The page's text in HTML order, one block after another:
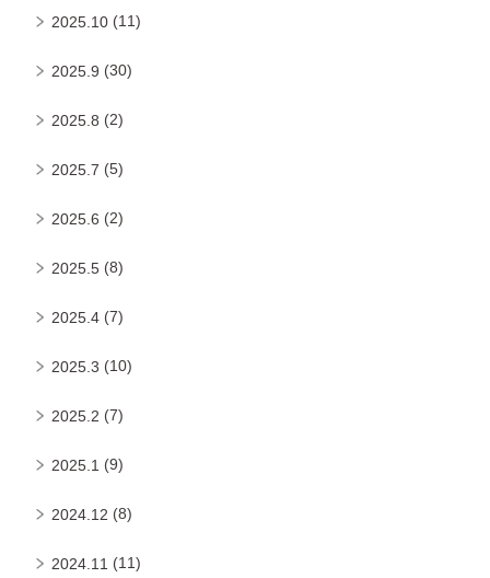
2025.10 (11)
2025.9 (30)
2025.8 (2)
2025.7 (5)
2025.6 (2)
2025.5 (8)
2025.4 (7)
2025.3 (10)
2025.2 (7)
2025.1 (9)
2024.12 (8)
2024.11 (11)